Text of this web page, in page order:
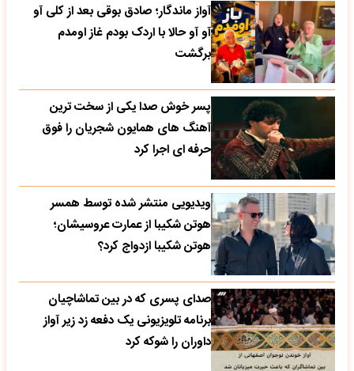
آواز ماندگار؛ صادق بوقی بعد از کلی آو
آو آو حالا با اردک بودم غاز اومدم
برگشت
پسر خوش صدا یکی از سخت ترین
آهنگ های همایون شجریان را فوق
حرفه ای اجرا کرد
ویدیویی منتشر شده توسط همسر
هوتن شکیبا از عمارت عروسیشان؛
هوتن شکیبا ازدواج کرد؟
صدای پسری که در بین تماشاچیان
برنامه تلویزیونی یک دفعه زد زیر آواز
داوران را شوکه کرد